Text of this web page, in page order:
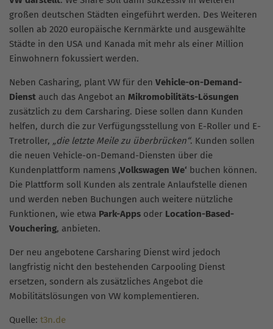
großen deutschen Städten eingeführt werden. Des Weiteren
sollen ab 2020 europäische Kernmärkte und ausgewählte
Städte in den USA und Kanada mit mehr als einer Million
Einwohnern fokussiert werden.
Neben Casharing, plant VW für den Vehicle-on-Demand-
Dienst auch das Angebot an Mikromobilitäts-Lösungen
zusätzlich zu dem Carsharing. Diese sollen dann Kunden
helfen, durch die zur Verfügungsstellung von E-Roller und E-
Tretroller, „die letzte Meile zu überbrücken“. Kunden sollen
die neuen Vehicle-on-Demand-Diensten über die
Kundenplattform namens ‚Volkswagen We‘ buchen können.
Die Plattform soll Kunden als zentrale Anlaufstelle dienen
und werden neben Buchungen auch weitere nützliche
Funktionen, wie etwa Park-Apps oder Location-Based-
Vouchering, anbieten.
Der neu angebotene Carsharing Dienst wird jedoch
langfristig nicht den bestehenden Carpooling Dienst
ersetzen, sondern als zusätzliches Angebot die
Mobilitätslösungen von VW komplementieren.
Quelle: t3n.de